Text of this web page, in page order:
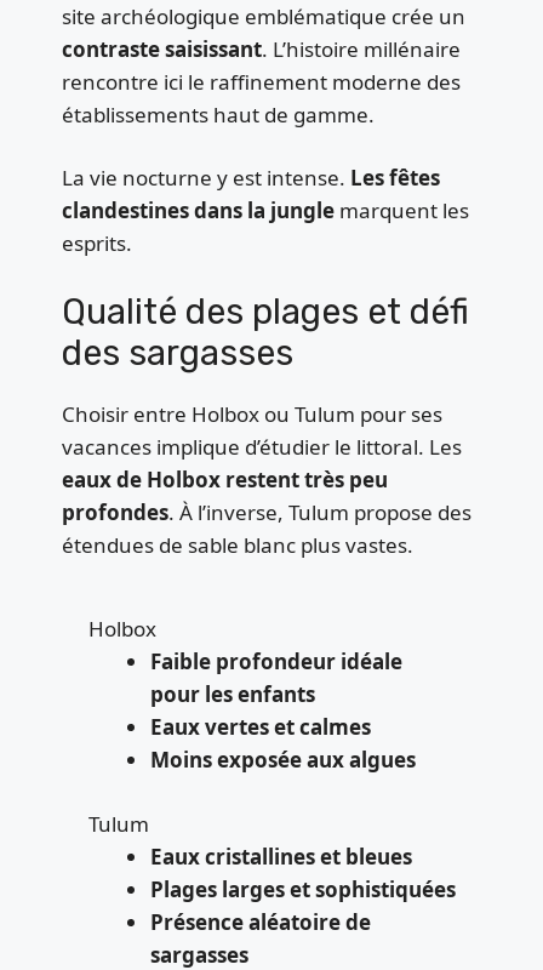
site archéologique emblématique crée un
contraste saisissant. L’histoire millénaire
rencontre ici le raffinement moderne des
établissements haut de gamme.
La vie nocturne y est intense. Les fêtes
clandestines dans la jungle marquent les
esprits.
Qualité des plages et défi
des sargasses
Choisir entre Holbox ou Tulum pour ses
vacances implique d’étudier le littoral. Les
eaux de Holbox restent très peu
profondes. À l’inverse, Tulum propose des
étendues de sable blanc plus vastes.
Holbox
Faible profondeur idéale
pour les enfants
Eaux vertes et calmes
Moins exposée aux algues
Tulum
Eaux cristallines et bleues
Plages larges et sophistiquées
Présence aléatoire de
sargasses